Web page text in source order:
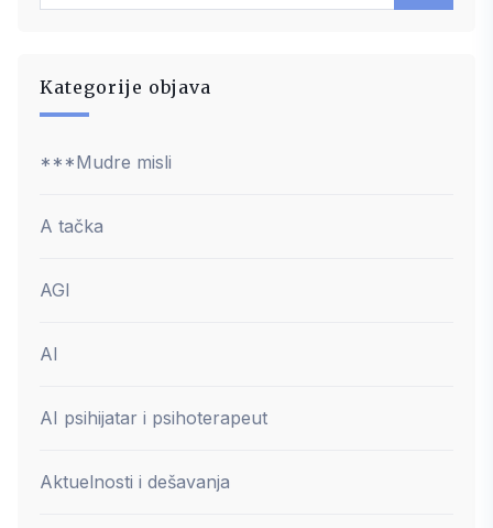
Kategorije objava
***Mudre misli
A tačka
AGI
AI
AI psihijatar i psihoterapeut
Aktuelnosti i dešavanja